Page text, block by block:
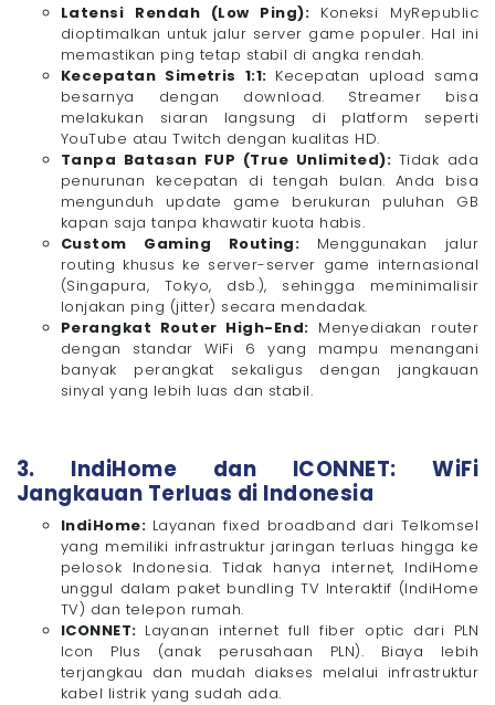
Latensi Rendah (Low Ping): Koneksi MyRepublic
dioptimalkan untuk jalur server game populer. Hal ini
memastikan ping tetap stabil di angka rendah.
Kecepatan Simetris 1:1: Kecepatan upload sama
besarnya dengan download. Streamer bisa
melakukan siaran langsung di platform seperti
YouTube atau Twitch dengan kualitas HD.
Tanpa Batasan FUP (True Unlimited): Tidak ada
penurunan kecepatan di tengah bulan. Anda bisa
mengunduh update game berukuran puluhan GB
kapan saja tanpa khawatir kuota habis.
Custom Gaming Routing: Menggunakan jalur
routing khusus ke server-server game internasional
(Singapura, Tokyo, dsb.), sehingga meminimalisir
lonjakan ping (jitter) secara mendadak.
Perangkat Router High-End: Menyediakan router
dengan standar WiFi 6 yang mampu menangani
banyak perangkat sekaligus dengan jangkauan
sinyal yang lebih luas dan stabil.
3. IndiHome dan ICONNET: WiFi
Jangkauan Terluas di Indonesia
IndiHome: Layanan fixed broadband dari Telkomsel
yang memiliki infrastruktur jaringan terluas hingga ke
pelosok Indonesia. Tidak hanya internet, IndiHome
unggul dalam paket bundling TV Interaktif (IndiHome
TV) dan telepon rumah.
ICONNET: Layanan internet full fiber optic dari PLN
Icon Plus (anak perusahaan PLN). Biaya lebih
terjangkau dan mudah diakses melalui infrastruktur
kabel listrik yang sudah ada.